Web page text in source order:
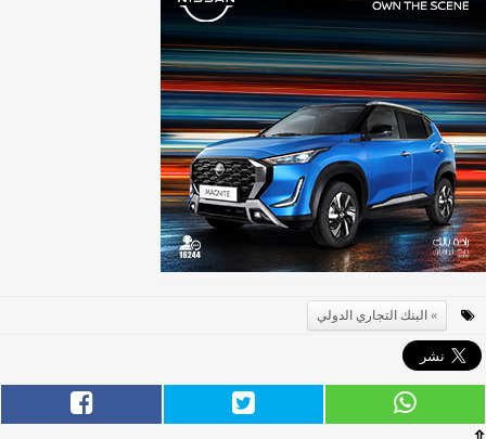
البنك التجاري الدولي